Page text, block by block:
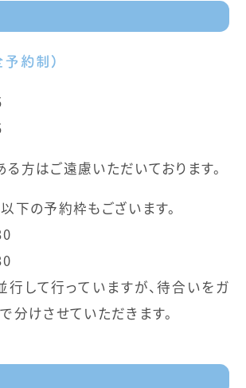
予約制)
方はご遠慮いただいております。
下の予約枠もございます。
して行っていますが、待合いをガ
分けさせていただきます。